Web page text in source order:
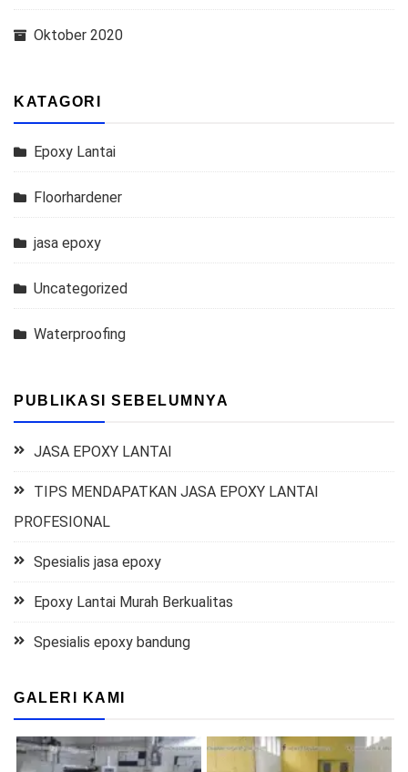
Oktober 2020
KATAGORI
Epoxy Lantai
Floorhardener
jasa epoxy
Uncategorized
Waterproofing
PUBLIKASI SEBELUMNYA
JASA EPOXY LANTAI
TIPS MENDAPATKAN JASA EPOXY LANTAI
PROFESIONAL
Spesialis jasa epoxy
Epoxy Lantai Murah Berkualitas
Spesialis epoxy bandung
GALERI KAMI